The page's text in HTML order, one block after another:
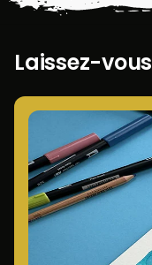
Laissez-vous